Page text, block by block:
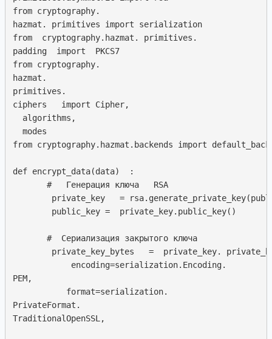
from cryptography.
hazmat. primitives import serialization
from  cryptography.hazmat. primitives.
padding  import  PKCS7
from cryptography.
hazmat.
primitives.
ciphers   import Cipher,
  algorithms,
  modes
from cryptography.hazmat.backends import
def encrypt_data(data)  :
       #   Генерация ключа   RSA
private_key   =
        public_key =  private_key.public_key()
       #  Сериализация закрытого ключа
private_key_bytes   =  private_key.
            encoding=serialization.Encoding.
PEM,
           format=serialization.
PrivateFormat.
TraditionalOpenSSL,